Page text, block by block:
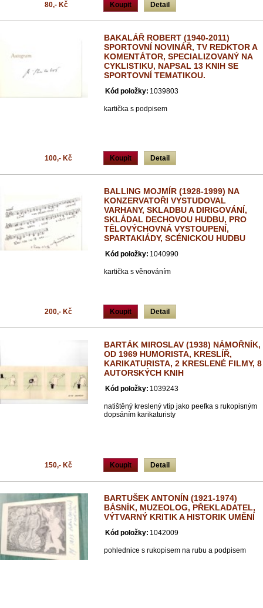
Koupit Detail
80,- Kč
BAKALÁŘ ROBERT (1940-2011)
SPORTOVNÍ NOVINÁŘ, TV REDKTOR A
KOMENTÁTOR, SPECIALIZOVANÝ NA
CYKLISTIKU, NAPSAL 13 KNIH SE
SPORTOVNÍ TEMATIKOU.
Kód položky: 1039803
kartička s podpisem
Koupit Detail
100,- Kč
BALLING MOJMÍR (1928-1999) NA
KONZERVATOŘI VYSTUDOVAL
VARHANY, SKLADBU A DIRIGOVÁNÍ,
SKLÁDAL DECHOVOU HUDBU, PRO
TĚLOVÝCHOVNÁ VYSTOUPENÍ,
SPARTAKIÁDY, SCÉNICKOU HUDBU
Kód položky: 1040990
kartička s věnováním
Koupit Detail
200,- Kč
BARTÁK MIROSLAV (1938) NÁMOŘNÍK,
OD 1969 HUMORISTA, KRESLÍŘ,
KARIKATURISTA, 2 KRESLENÉ FILMY, 8
AUTORSKÝCH KNIH
Kód položky: 1039243
natištěný kreslený vtip jako peefka s rukopisným
dopsáním karikaturisty
Koupit Detail
150,- Kč
BARTUŠEK ANTONÍN (1921-1974)
BÁSNÍK, MUZEOLOG, PŘEKLADATEL,
VÝTVARNÝ KRITIK A HISTORIK UMĚNÍ
Kód položky: 1042009
pohlednice s rukopisem na rubu a podpisem